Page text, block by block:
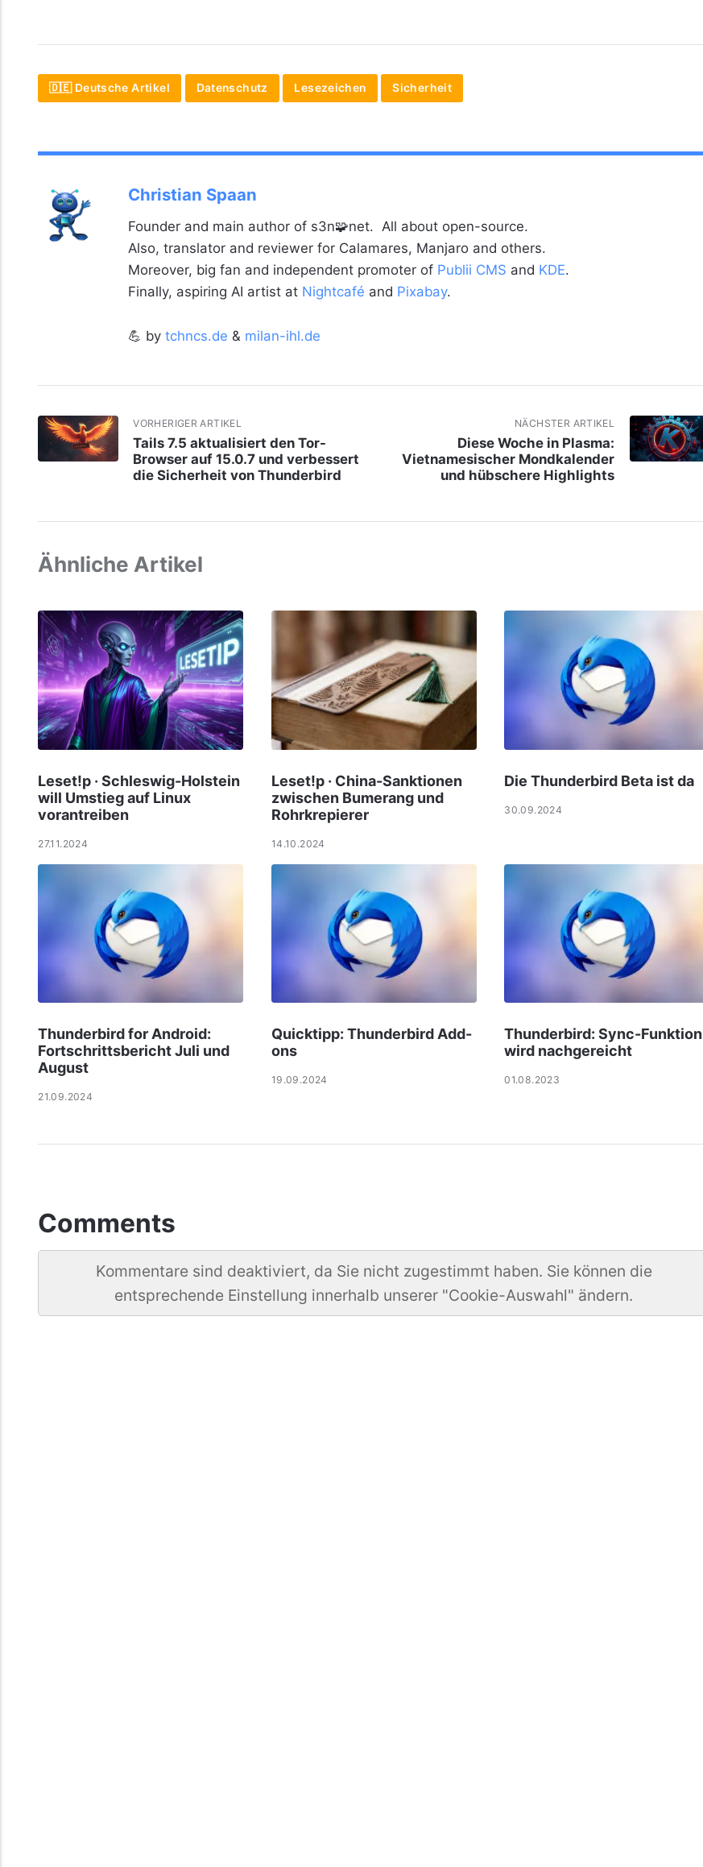
🇩🇪 Deutsche Artikel Datenschutz Lesezeichen Sicherheit
Christian Spaan
Founder and main author of s3n🧩net. All about open-source.
Also, translator and reviewer for Calamares, Manjaro and others.
Moreover, big fan and independent promoter of Publii CMS and KDE.
Finally, aspiring AI artist at Nightcafé and Pixabay.
💪 by tchncs.de & milan-ihl.de
VORHERIGER ARTIKEL
Tails 7.5 aktualisiert den Tor-
Browser auf 15.0.7 und verbessert
die Sicherheit von Thunderbird
NÄCHSTER ARTIKEL
Diese Woche in Plasma:
Vietnamesischer Mondkalender
und hübschere Highlights
Ähnliche Artikel
Leset!p · Schleswig-Holstein
will Umstieg auf Linux
vorantreiben
27.11.2024
Leset!p · China-Sanktionen
zwischen Bumerang und
Rohrkrepierer
14.10.2024
Die Thunderbird Beta ist da
30.09.2024
Thunderbird for Android:
Fortschrittsbericht Juli und
August
21.09.2024
Quicktipp: Thunderbird Add-
ons
19.09.2024
Thunderbird: Sync-Funktion
wird nachgereicht
01.08.2023
Comments
Kommentare sind deaktiviert, da Sie nicht zugestimmt haben. Sie können die
entsprechende Einstellung innerhalb unserer "Cookie-Auswahl" ändern.